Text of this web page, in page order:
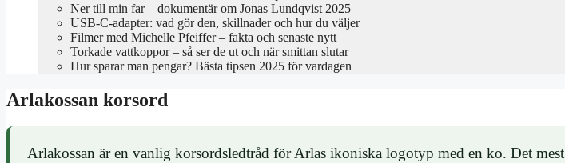
Ner till min far – dokumentär om Jonas Lundqvist 2025
USB-C-adapter: vad gör den, skillnader och hur du väljer
Filmer med Michelle Pfeiffer – fakta och senaste nytt
Torkade vattkoppor – så ser de ut och när smittan slutar
Hur sparar man pengar? Bästa tipsen 2025 för vardagen
Arlakossan korsord
Arlakossan är en vanlig korsordsledtråd för Arlas ikoniska logotyp med en ko. Det mest